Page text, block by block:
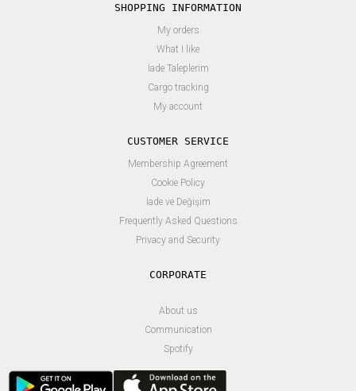
SHOPPING INFORMATION
My orders
What I like
İade Taleplerim
Cargo tracking
My account
CUSTOMER SERVICE
Membership Agreement
Cookie Policy
İade ve Değişim
Frequently Asked Questions
Privacy and Security
About us
Communication
Spotify